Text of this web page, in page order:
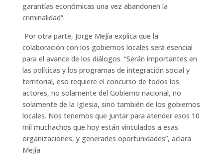
garantías económicas una vez abandonen la
criminalidad”.
Por otra parte, Jorge Mejía explica que la
colaboración con los gobiernos locales será esencial
para el avance de los diálogos. “Serán importantes en
las políticas y los programas de integración social y
territorial, eso requiere el concurso de todos los
actores, no solamente del Gobierno nacional, no
solamente de la Iglesia, sino también de los gobiernos
locales. Nos tenemos que juntar para atender esos 10
mil muchachos que hoy están vinculados a esas
organizaciones, y generarles oportunidades”, aclara
Mejía.